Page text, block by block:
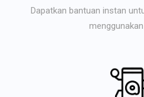
Dapatkan bantuan instan